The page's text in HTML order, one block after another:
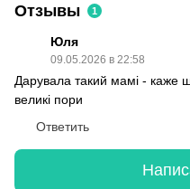
Отзывы 1
Юля
09.05.2026 в 22:58
Дарувала такий мамі - каже
великі пори
Ответить